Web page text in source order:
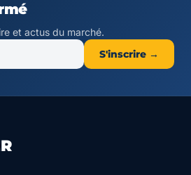
et actus du marché.
S'inscrire →